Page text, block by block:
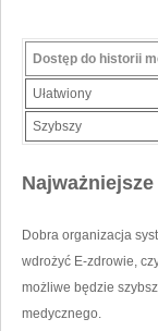
Dostęp do historii
Ułatwiony
Szybszy
Dobra organizacja‍
wdrożyć E-zdrowie,
możliwe będzie
medycznego.